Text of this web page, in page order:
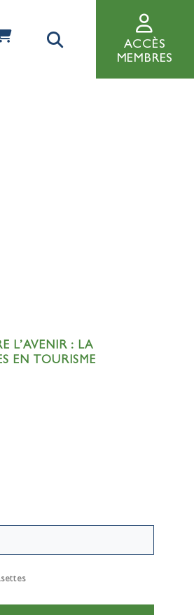
ACCÈS
MEMBRES
L’AVENIR : LA
EN TOURISME